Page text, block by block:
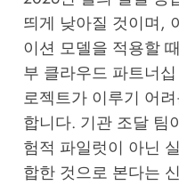
띄게 낮아질 것이며,
이션 모델을 적용할
부 클라우드 파트너
로젝트가 이루기 어
합니다. 기관 조달 팀
험적 파일럿이 아닌
합한 것으로 본다는